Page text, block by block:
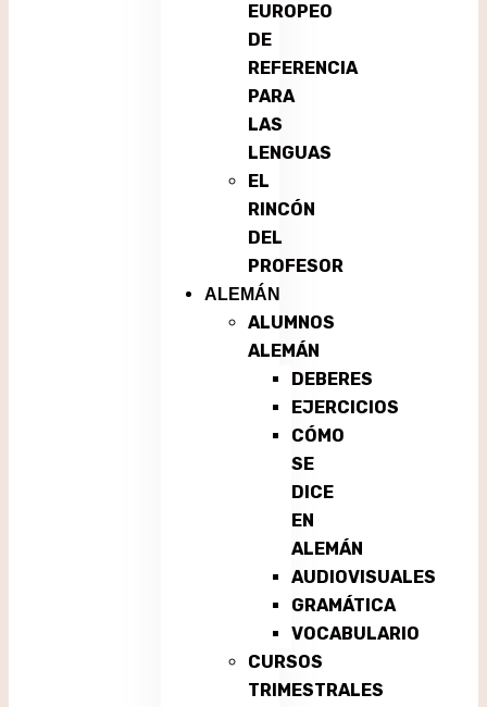
EUROPEO
DE
REFERENCIA
PARA
LAS
LENGUAS
EL
RINCÓN
DEL
PROFESOR
ALEMÁN
ALUMNOS
ALEMÁN
DEBERES
EJERCICIOS
CÓMO
SE
DICE
EN
ALEMÁN
AUDIOVISUALES
GRAMÁTICA
VOCABULARIO
CURSOS
TRIMESTRALES